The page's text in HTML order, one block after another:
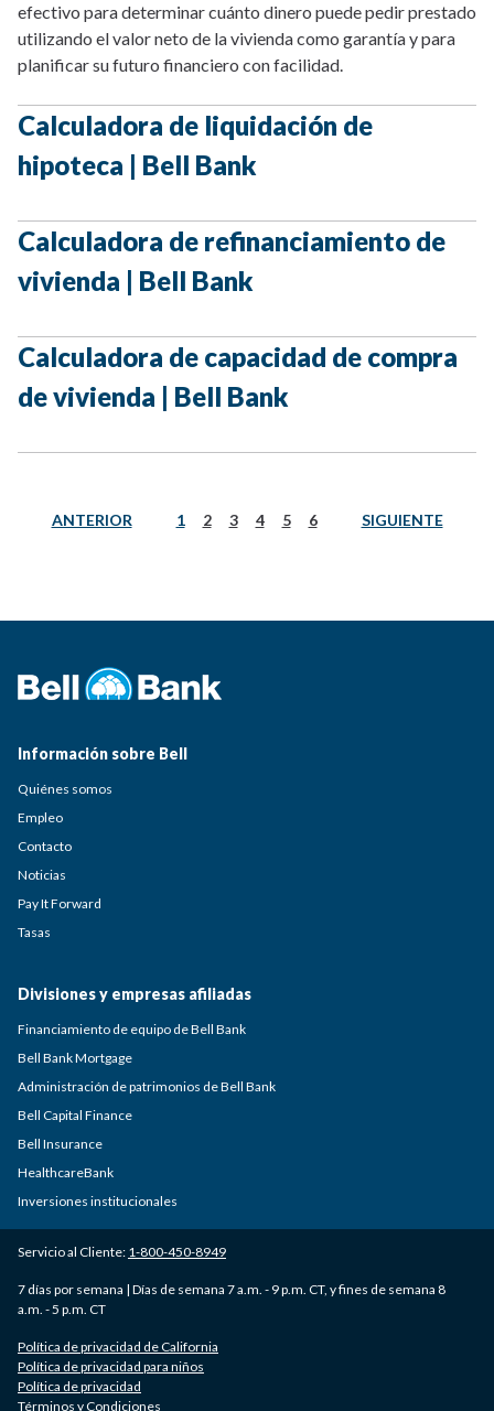
efectivo para determinar cuánto dinero puede pedir prestado
utilizando el valor neto de la vivienda como garantía y para
planificar su futuro financiero con facilidad.
Calculadora de liquidación de
hipoteca | Bell Bank
Calculadora de refinanciamiento de
vivienda | Bell Bank
Calculadora de capacidad de compra
de vivienda | Bell Bank
ANTERIOR 1 2 3 4 5 6 SIGUIENTE
Información sobre Bell
Quiénes somos
Empleo
Contacto
Noticias
Pay It Forward
Tasas
Divisiones y empresas afiliadas
Financiamiento de equipo de Bell Bank
Bell Bank Mortgage
Administración de patrimonios de Bell Bank
Bell Capital Finance
Bell Insurance
HealthcareBank
Inversiones institucionales
Servicio al Cliente: 1-800-450-8949
7 días por semana | Días de semana 7 a.m. - 9 p.m. CT, y fines de semana 8
a.m. - 5 p.m. CT
Política de privacidad de California
Política de privacidad para niños
Política de privacidad
Términos y Condiciones